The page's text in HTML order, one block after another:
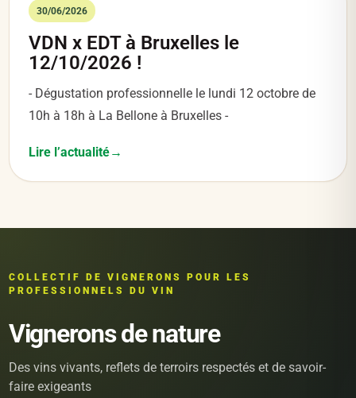
30/06/2026
VDN x EDT à Bruxelles le
12/10/2026 !
- Dégustation professionnelle le lundi 12 octobre de
10h à 18h à La Bellone à Bruxelles -
Lire l’actualité
COLLECTIF DE VIGNERONS POUR LES
PROFESSIONNELS DU VIN
Vignerons de nature
Des vins vivants, reflets de terroirs respectés et de savoir-
faire exigeants